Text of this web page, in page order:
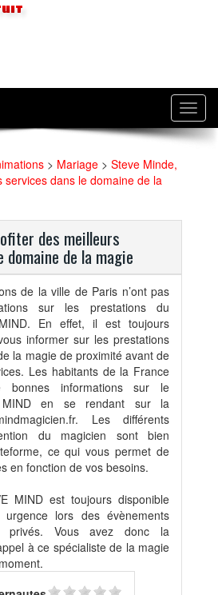
> Mariage > Steve Minde,
services dans le domaine de la
des meilleurs
domaine de la magie
de la ville de Paris n’ont pas
sur les prestations du
En effet, il est toujours
informer sur les prestations
la magie de proximité avant de
Les habitants de la France
bonnes informations sur le
MIND en se rendant sur la
Les différents
du magicien sont bien
ce qui vous permet de
en fonction de vos besoins.
MIND est toujours disponible
lors des évènements
privés. Vous avez donc la
à ce spécialiste de la magie